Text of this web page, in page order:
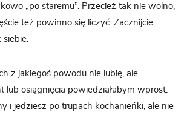
„po staremu”. Przecież tak nie wolno,
też powinno się liczyć. Zacznijcie
siebie.
z jakiegoś powodu nie lubię, ale
lub osiągnięcia powiedziałabym wprost.
i jedziesz po trupach kochanieńki, ale nie